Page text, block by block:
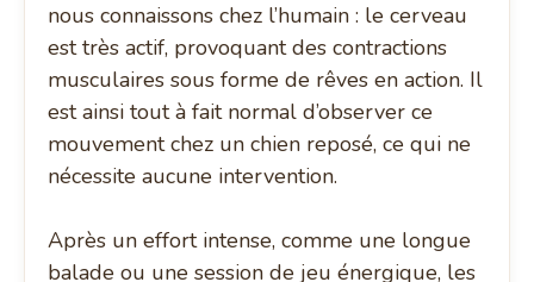
nous connaissons chez l’humain : le cerveau
est très actif, provoquant des contractions
musculaires sous forme de rêves en action. Il
est ainsi tout à fait normal d’observer ce
mouvement chez un chien reposé, ce qui ne
nécessite aucune intervention.
Après un effort intense, comme une longue
balade ou une session de jeu énergique, les